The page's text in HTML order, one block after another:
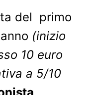
del primo
(inizio
10 euro
a 5/10